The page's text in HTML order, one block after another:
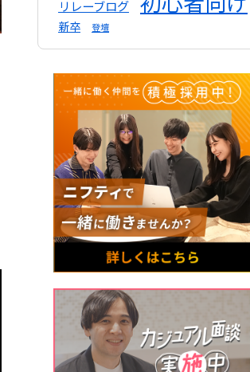
リレーブログ
新卒 登壇